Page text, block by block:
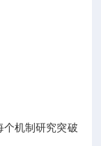
机制研究突破